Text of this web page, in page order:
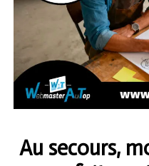
Au secours,